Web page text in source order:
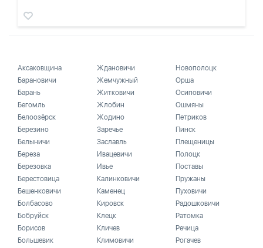
Аксаковщина
Барановичи
Барань
Бегомль
Белоозёрск
Березино
Белыничи
Береза
Березовка
Берестовица
Бешенковичи
Болбасово
Бобруйск
Борисов
Большевик
Ждановичи
Жемчужный
Житковичи
Жлобин
Жодино
Заречье
Заславль
Ивацевичи
Ивье
Калинковичи
Каменец
Кировск
Клецк
Кличев
Климовичи
Новополоцк
Орша
Осиповичи
Ошмяны
Петриков
Пинск
Плещеницы
Полоцк
Поставы
Пружаны
Пуховичи
Радошковичи
Ратомка
Речица
Рогачев